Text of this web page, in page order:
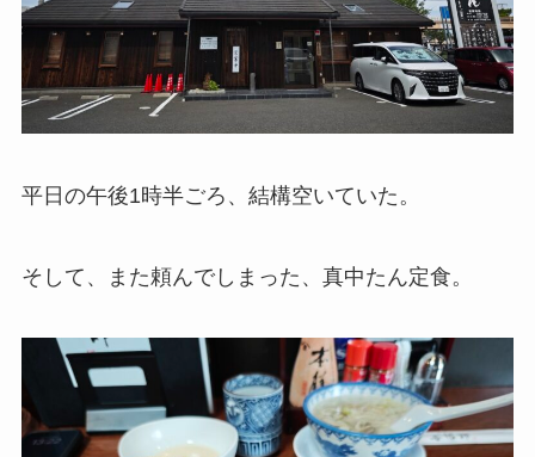
平日の午後1時半ごろ、結構空いていた。
そして、また頼んでしまった、真中たん定食。